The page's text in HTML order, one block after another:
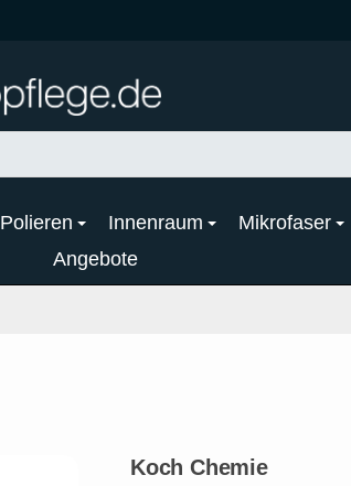
Polieren Innenraum Mikrofaser
Angebote
Koch Chemie